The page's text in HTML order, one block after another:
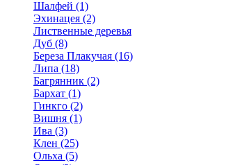
Шалфей (1)
Эхинацея (2)
Лиственные деревья
Дуб (8)
Береза Плакучая (16)
Липа (18)
Багрянник (2)
Бархат (1)
Гинкго (2)
Вишня (1)
Ива (3)
Клен (25)
Ольха (5)